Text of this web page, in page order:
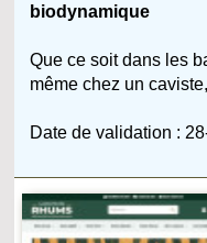
biodynamique
Que ce soit dans les
même chez un
Date de validation :